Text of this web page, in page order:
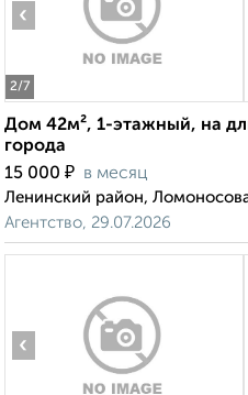
2/7
‹
Дом 42м², 1-этажный, на
города
15 000 ₽ в месяц
Ленинский район,
Агентство, 29.07.2026
‹